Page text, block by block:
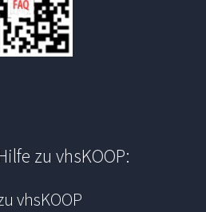
zu vhsKOOP:
vhsKOOP